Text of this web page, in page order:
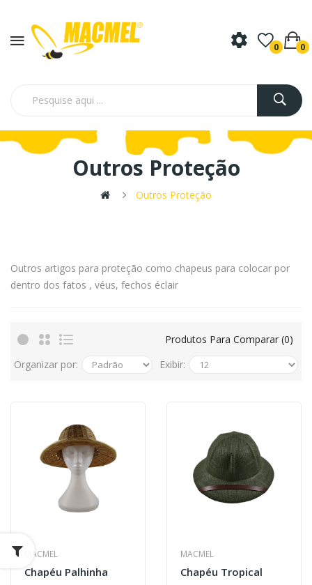
0 0
Outros Proteção
Outros Proteção
Outros artigos para proteção como chapeus para colocar por
dentro dos fatos , véus, fechos éclair
Produtos Para Comparar (0)
Organizar por:
Exibir:
MACMEL
Chapéu Palhinha
MACMEL
Chapéu Tropical